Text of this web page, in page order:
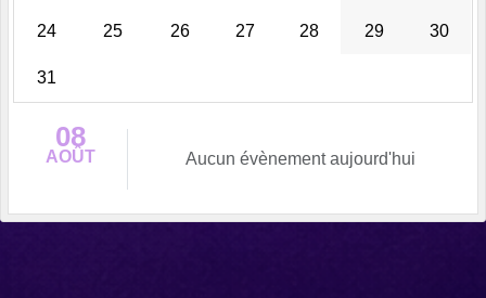
24 25 26 27 28 29 30
31
08
AOÛT Aucun évènement aujourd'hui